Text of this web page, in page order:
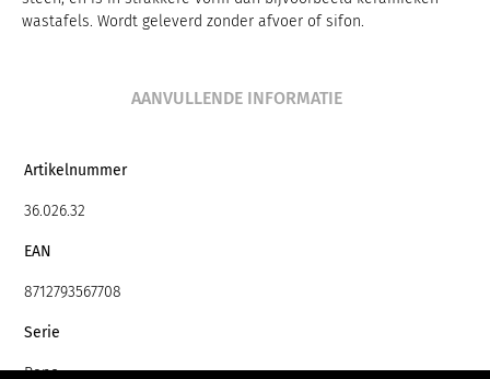
wastafels. Wordt geleverd zonder afvoer of sifon.
AANVULLENDE INFORMATIE
Artikelnummer
36.026.32
EAN
8712793567708
Serie
Reno